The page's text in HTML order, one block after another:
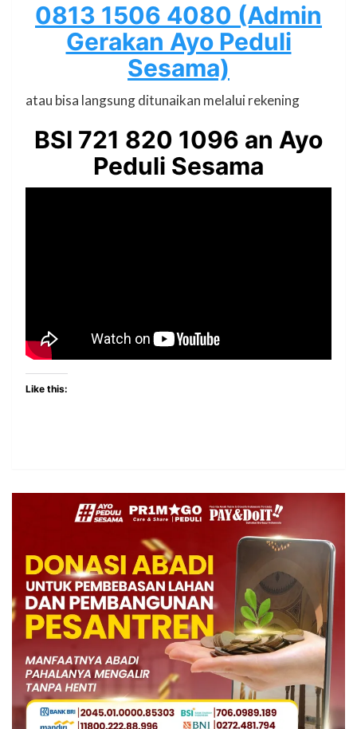
0813 1506 4080 (Admin
Gerakan Ayo Peduli
Sesama)
atau bisa langsung ditunaikan melalui rekening
BSI 721 820 1096 an Ayo
Peduli Sesama
Like this: